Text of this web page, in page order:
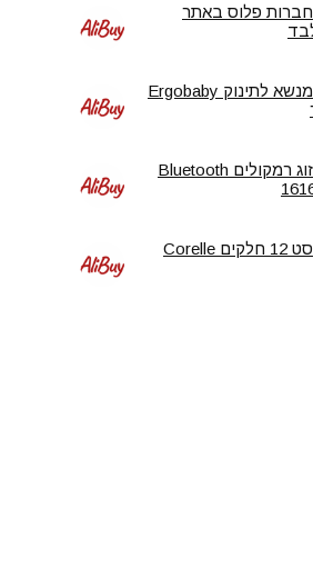
חברות פלוס באתר
מנשא לתינוק Ergobaby
זוג רמקולים Bluetooth
סט 12 חלקים Corelle